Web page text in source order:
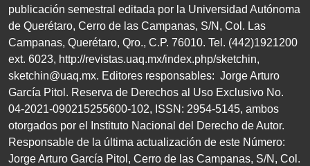
publicación semestral editada por la Universidad Autónoma
de Querétaro, Cerro de las Campanas, S/N , Col. Las
Campanas, Querétaro, Qro., C.P. 76010. Tel. (442)1921200
ext. 6023, http://revistas.uaq.mx/index.php/sketchin,
sketchin@uaq.mx. Editores responsables: Jorge Arturo
García Pitol. Reserva de Derechos al Uso Exclusivo No.
04-2021-090215255600-102, ISSN : 2954-5145, ambos
otorgados por el Instituto Nacional del Derecho de Autor.
Responsable de la última actualización de este Número:
Jorge Arturo García Pitol, Cerro de las Campanas, S/N , Col.